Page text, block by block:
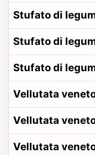
Stufato di
Vellutata